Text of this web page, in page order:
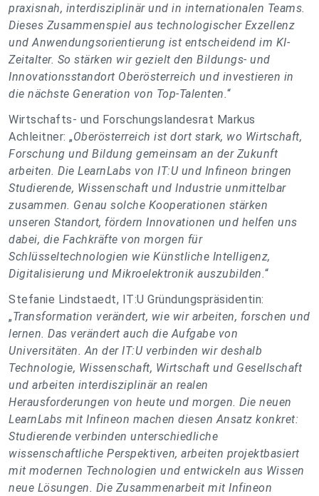
praxisnah, interdisziplinär und in internationalen Teams.
Dieses Zusammenspiel aus technologischer Exzellenz
und Anwendungsorientierung ist entscheidend im KI-
Zeitalter. So stärken wir gezielt den Bildungs- und
Innovationsstandort Oberösterreich und investieren in
die nächste Generation von Top-Talenten.“
Wirtschafts- und Forschungslandesrat Markus
Achleitner: „Oberösterreich ist dort stark, wo Wirtschaft,
Forschung und Bildung gemeinsam an der Zukunft
arbeiten. Die LearnLabs von IT:U und Infineon bringen
Studierende, Wissenschaft und Industrie unmittelbar
zusammen. Genau solche Kooperationen stärken
unseren Standort, fördern Innovationen und helfen uns
dabei, die Fachkräfte von morgen für
Schlüsseltechnologien wie Künstliche Intelligenz,
Digitalisierung und Mikroelektronik auszubilden.“
Stefanie Lindstaedt, IT:U Gründungspräsidentin:
„Transformation verändert, wie wir arbeiten, forschen und
lernen. Das verändert auch die Aufgabe von
Universitäten. An der IT:U verbinden wir deshalb
Technologie, Wissenschaft, Wirtschaft und Gesellschaft
und arbeiten interdisziplinär an realen
Herausforderungen von heute und morgen. Die neuen
LearnLabs mit Infineon machen diesen Ansatz konkret:
Studierende verbinden unterschiedliche
wissenschaftliche Perspektiven, arbeiten projektbasiert
mit modernen Technologien und entwickeln aus Wissen
neue Lösungen. Die Zusammenarbeit mit Infineon